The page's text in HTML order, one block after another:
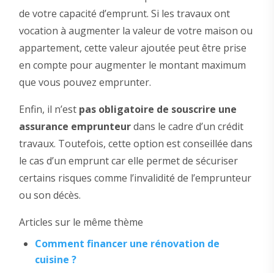
de votre capacité d’emprunt. Si les travaux ont
vocation à augmenter la valeur de votre maison ou
appartement, cette valeur ajoutée peut être prise
en compte pour augmenter le montant maximum
que vous pouvez emprunter.
Enfin, il n’est pas obligatoire de souscrire une
assurance emprunteurdans le cadre d’un crédit
travaux. Toutefois, cette option est conseillée dans
le cas d’un emprunt car elle permet de sécuriser
certains risques comme l’invalidité de l’emprunteur
ou son décès.
Articles sur le même thème
Comment financer une rénovation de
cuisine ?